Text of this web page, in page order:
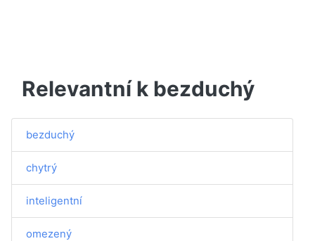
Relevantní k bezduchý
bezduchý
chytrý
inteligentní
omezený